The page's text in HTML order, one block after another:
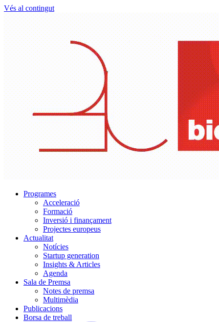
Vés al contingut
Programes
Acceleració
Formació
Inversió i finançament
Projectes europeus
Actualitat
Notícies
Startup generation
Insights & Articles
Agenda
Sala de Premsa
Notes de premsa
Multimèdia
Publicacions
Borsa de treball